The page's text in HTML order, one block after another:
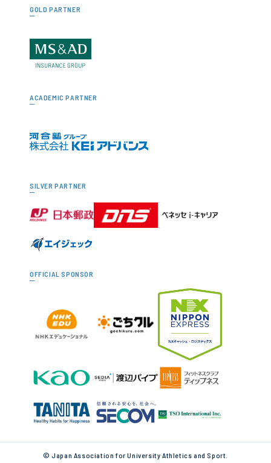
GOLD PARTNER
ACADEMIC PARTNER
SILVER PARTNER
OFFICIAL SPONSOR
© Japan Association for University Athletics and Sport.